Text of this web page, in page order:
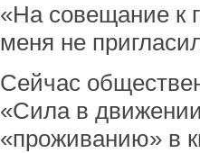
«На совещание к
меня не
Сейчас
«Сила в
«проживанию» в